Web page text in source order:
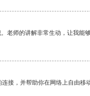
老师的讲解非常生动，让我能
接，并帮助你在网络上自由移动